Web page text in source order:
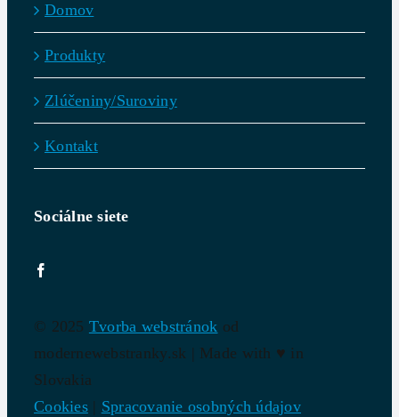
Domov
Produkty
Zlúčeniny/Suroviny
Kontakt
Sociálne siete
© 2025 Tvorba webstránok od
modernewebstranky.sk | Made with ♥ in
Slovakia
Cookies | Spracovanie osobných údajov